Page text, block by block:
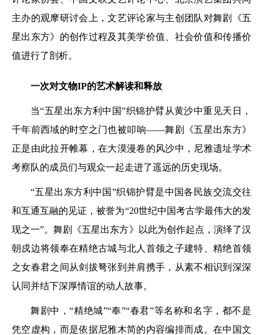
主办的观摩研讨会上，文艺评论家与主创团队对舞剧《五
星出东方》的创作过程及其美学价值、社会价值和传播价
值进行了剖析。
一次对文物IP的艺术解读和释放
当“五星出东方利中国”织锦护臂从黄沙中重见天日，
千年前西域的时空之门也被叩响——舞剧《五星出东方》
正是由此拉开帷幕，在大漠漫卷的风沙中，尼雅遗址学术
考察队的成员们与观众一起走进了遥远的历史现场。
“五星出东方利中国”织锦护臂是中国各民族交流交往
和互通互融的见证，被誉为“20世纪中国考古学最伟大的发
现之一”。舞剧《五星出东方》以此为创作起点，演绎了汉
朝戍边将领奉在精绝古城与北人首领之子建特、精绝首领
之女春君之间从剑拔弩张到并肩携手，从素不相识到深深
认同并结下深厚情谊的动人故事。
舞剧中，“精绝城”“奉”“春君”等名称和名字，都不是
凭空虚构，而是依据尼雅木简的内容编排而成。在中国文